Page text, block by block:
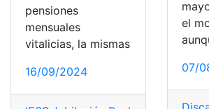
pensiones
mensuales
vitalicias, la mismas
16/09/2024
el
07/